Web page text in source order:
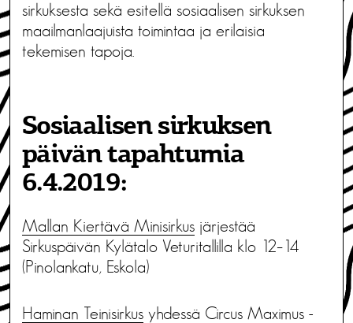
sirkuksesta sekä esitellä sosiaalisen sirkuksen
maailmanlaajuista toimintaa ja erilaisia
tekemisen tapoja.
Sosiaalisen sirkuksen
päivän tapahtumia
6.4.2019:
Mallan Kiertävä Minisirkus järjestää
Sirkuspäivän Kylätalo Veturitallilla klo 12–14
(Pinolankatu, Eskola)
Haminan Teinisirkus yhdessä Circus Maximus -